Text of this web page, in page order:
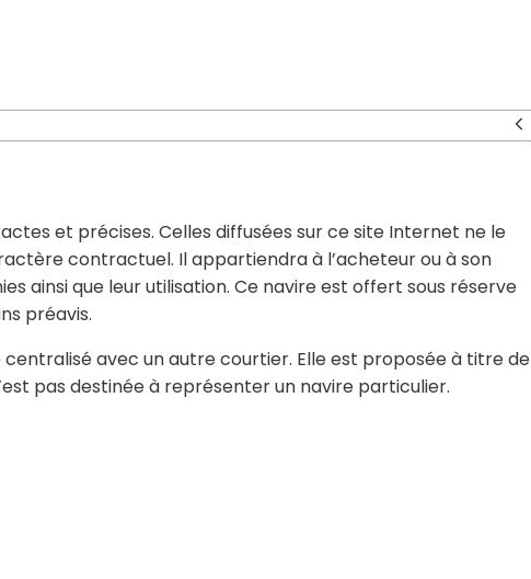
et précises. Celles diffusées sur ce site Internet ne le
contractuel. Il appartiendra à l’acheteur ou à son
ainsi que leur utilisation. Ce navire est offert sous réserve
préavis.
avec un autre courtier. Elle est proposée à titre de
pas destinée à représenter un navire particulier.